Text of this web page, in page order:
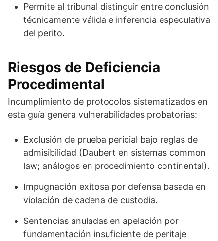
Permite al tribunal distinguir entre conclusión
técnicamente válida e inferencia especulativa
del perito.
Riesgos de Deficiencia
Procedimental
Incumplimiento de protocolos sistematizados en
esta guía genera vulnerabilidades probatorias:
Exclusión de prueba pericial bajo reglas de
admisibilidad (Daubert en sistemas common
law; análogos en procedimiento continental).
Impugnación exitosa por defensa basada en
violación de cadena de custodia.
Sentencias anuladas en apelación por
fundamentación insuficiente de peritaje